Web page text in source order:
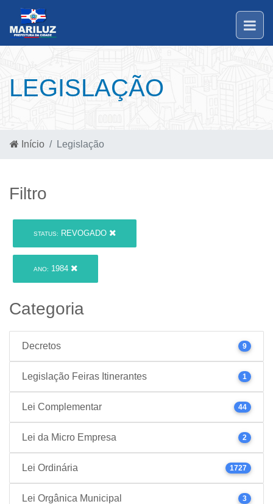
LEGISLAÇÃO
Início Legislação
Filtro
STATUS: REVOGADO
ANO: 1984
Categoria
Decretos 9
Legislação Feiras Itinerantes 1
Lei Complementar 44
Lei da Micro Empresa 2
Lei Ordinária 1727
Lei Orgânica Municipal 3